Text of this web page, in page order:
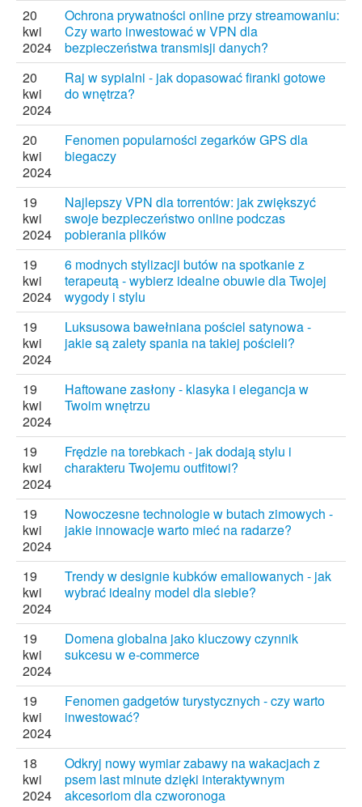
20
kwi
2024
Ochrona prywatności online przy streamowaniu:
Czy warto inwestować w VPN dla
bezpieczeństwa transmisji danych?
20
kwi
2024
Raj w sypialni - jak dopasować firanki gotowe
do wnętrza?
20
kwi
2024
Fenomen popularności zegarków GPS dla
biegaczy
19
kwi
2024
Najlepszy VPN dla torrentów: jak zwiększyć
swoje bezpieczeństwo online podczas
pobierania plików
19
kwi
2024
6 modnych stylizacji butów na spotkanie z
terapeutą - wybierz idealne obuwie dla Twojej
wygody i stylu
19
kwi
2024
Luksusowa bawełniana pościel satynowa -
jakie są zalety spania na takiej pościeli?
19
kwi
2024
Haftowane zasłony - klasyka i elegancja w
Twoim wnętrzu
19
kwi
2024
Frędzle na torebkach - jak dodają stylu i
charakteru Twojemu outfitowi?
19
kwi
2024
Nowoczesne technologie w butach zimowych -
jakie innowacje warto mieć na radarze?
19
kwi
2024
Trendy w designie kubków emaliowanych - jak
wybrać idealny model dla siebie?
19
kwi
2024
Domena globalna jako kluczowy czynnik
sukcesu w e-commerce
19
kwi
2024
Fenomen gadgetów turystycznych - czy warto
inwestować?
18
kwi
2024
Odkryj nowy wymiar zabawy na wakacjach z
psem last minute dzięki interaktywnym
akcesoriom dla czworonoga